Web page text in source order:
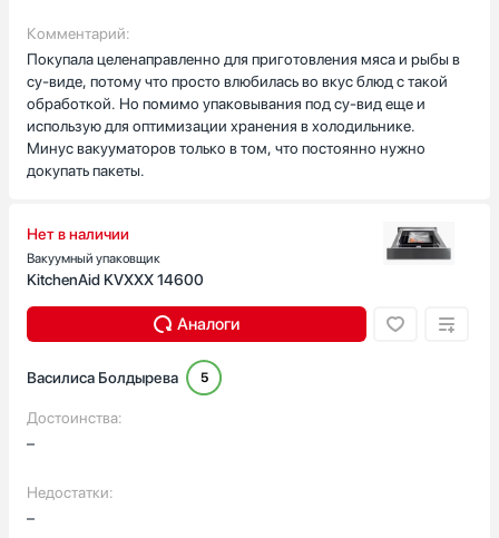
Комментарий:
Покупала целенаправленно для приготовления мяса и рыбы в
су-виде, потому что просто влюбилась во вкус блюд с такой
обработкой. Но помимо упаковывания под су-вид еще и
использую для оптимизации хранения в холодильнике.
Минус вакууматоров только в том, что постоянно нужно
докупать пакеты.
Нет в наличии
Вакуумный упаковщик
KitchenAid KVXXX 14600
Аналоги
Василиса Болдырева 5
Достоинства:
–
Недостатки:
–